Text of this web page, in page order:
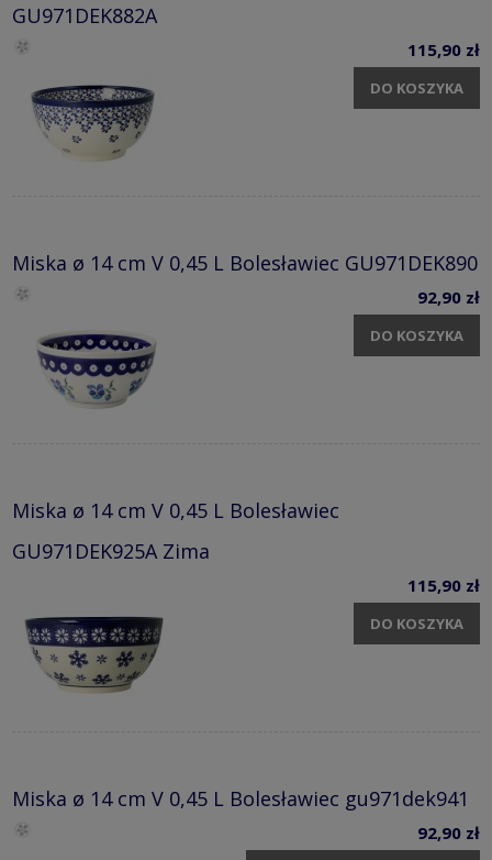
GU971DEK882A
115,90 zł
DO KOSZYKA
Miska ø 14 cm V 0,45 L Bolesławiec GU971DEK890
92,90 zł
DO KOSZYKA
Miska ø 14 cm V 0,45 L Bolesławiec
GU971DEK925A Zima
115,90 zł
DO KOSZYKA
Miska ø 14 cm V 0,45 L Bolesławiec gu971dek941
92,90 zł